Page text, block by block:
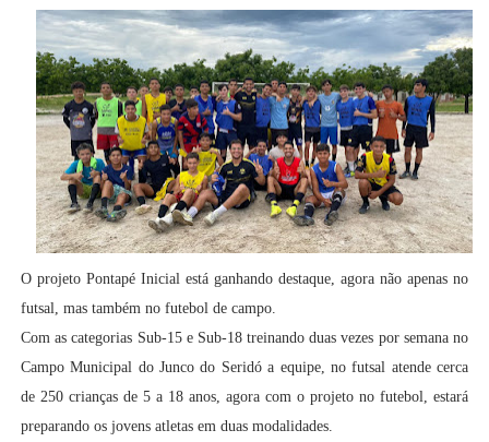
O projeto Pontapé Inicial está ganhando destaque, agora não apenas no
futsal, mas também no futebol de campo.
Com as categorias Sub-15 e Sub-18 treinando duas vezes por semana no
Campo Municipal do Junco do Seridó a equipe, no futsal atende cerca
de 250 crianças de 5 a 18 anos, agora com o projeto no futebol, estará
preparando os jovens atletas em duas modalidades.